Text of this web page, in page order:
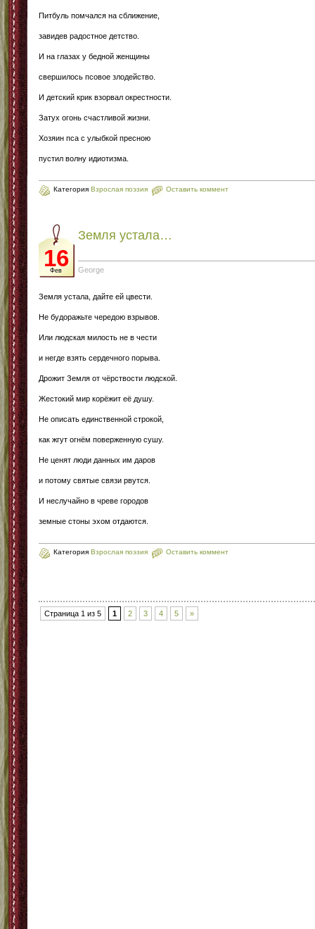
Питбуль помчался на сближение,
завидев радостное детство.
И на глазах у бедной женщины
свершилось псовое злодейство.
И детский крик взорвал окрестности.
Затух огонь счастливой жизни.
Хозяин пса с улыбкой пресною
пустил волну идиотизма.
Категория Взрослая поэзия Оставить коммент
16
Фев
Земля устала…
George
Земля устала, дайте ей цвести.
Не будоражьте чередою взрывов.
Или людская милость не в чести
и негде взять сердечного порыва.
Дрожит Земля от чёрствости людской.
Жестокий мир корёжит её душу.
Не описать единственной строкой,
как жгут огнём поверженную сушу.
Не ценят люди данных им даров
и потому святые связи рвутся.
И неслучайно в чреве городов
земные стоны эхом отдаются.
Категория Взрослая поэзия Оставить коммент
Страница 1 из 5 1 2 3 4 5 »